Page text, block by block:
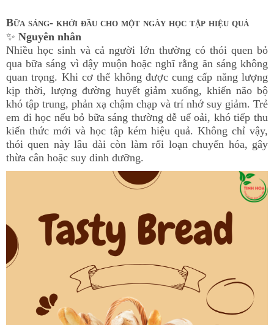
Bữa sáng- khởi đầu cho một ngày học tập hiệu quả
✨ Nguyên nhân
Nhiều học sinh và cả người lớn thường có thói quen bỏ
qua bữa sáng vì dậy muộn hoặc nghĩ rằng ăn sáng không
quan trọng. Khi cơ thể không được cung cấp năng lượng
kịp thời, lượng đường huyết giảm xuống, khiến não bộ
khó tập trung, phản xạ chậm chạp và trí nhớ suy giảm. Trẻ
em đi học nếu bỏ bữa sáng thường dễ uể oải, khó tiếp thu
kiến thức mới và học tập kém hiệu quả. Không chỉ vậy,
thói quen này lâu dài còn làm rối loạn chuyển hóa, gây
thừa cân hoặc suy dinh dưỡng.